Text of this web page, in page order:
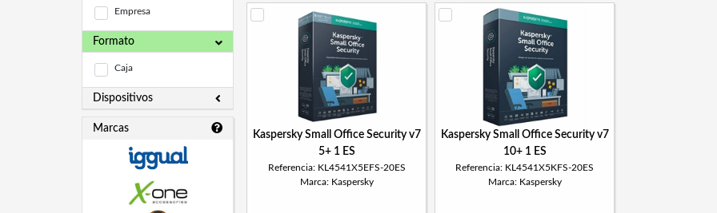
Empresa
Formato
Caja
Dispositivos
Marcas
Kaspersky Small Office Security v7
5+ 1 ES
Referencia: KL4541X5EFS-20ES
Marca: Kaspersky
Kaspersky Small Office Security v7
10+ 1 ES
Referencia: KL4541X5KFS-20ES
Marca: Kaspersky